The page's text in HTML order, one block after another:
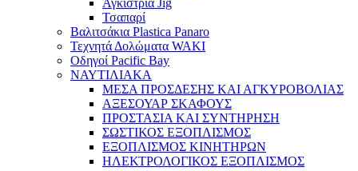
Τσαπαρί
Βαλιτσάκια Plastica Panaro
Τεχνητά Δολώματα WAKI
Οδηγοί Pacific Bay
ΝΑΥΤΙΛΙΑΚΑ
ΜΕΣΑ ΠΡΟΣΔΕΣΗΣ ΚΑΙ ΑΓΚΥΡΟΒΟΛΙΑΣ
ΑΞΕΣΟΥΑΡ ΣΚΑΦΟΥΣ
ΠΡΟΣΤΑΣΙΑ ΚΑΙ ΣΥΝΤΗΡΗΣΗ
ΣΩΣΤΙΚΟΣ ΕΞΟΠΛΙΣΜΟΣ
ΕΞΟΠΛΙΣΜΟΣ ΚΙΝΗΤΗΡΩΝ
ΗΛΕΚΤΡΟΛΟΓΙΚΟΣ ΕΞΟΠΛΙΣΜΟΣ